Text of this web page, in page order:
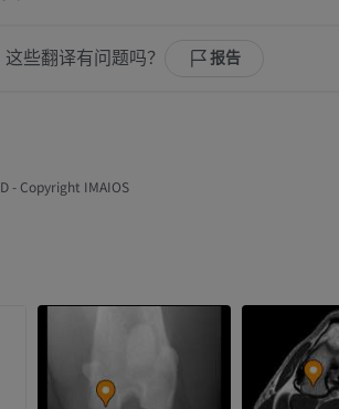
这些翻译有问题吗？ 报告
- Copyright IMAIOS
老鼠